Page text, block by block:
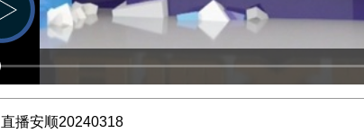
直播安顺20240318